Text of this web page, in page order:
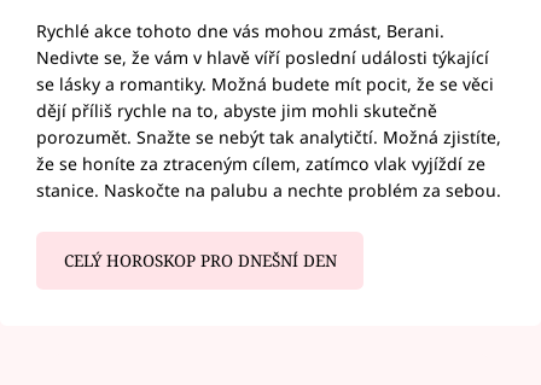
Rychlé akce tohoto dne vás mohou zmást, Berani.
Nedivte se, že vám v hlavě víří poslední události týkající
se lásky a romantiky. Možná budete mít pocit, že se věci
dějí příliš rychle na to, abyste jim mohli skutečně
porozumět. Snažte se nebýt tak analytičtí. Možná zjistíte,
že se honíte za ztraceným cílem, zatímco vlak vyjíždí ze
stanice. Naskočte na palubu a nechte problém za sebou.
CELÝ HOROSKOP PRO DNEŠNÍ DEN